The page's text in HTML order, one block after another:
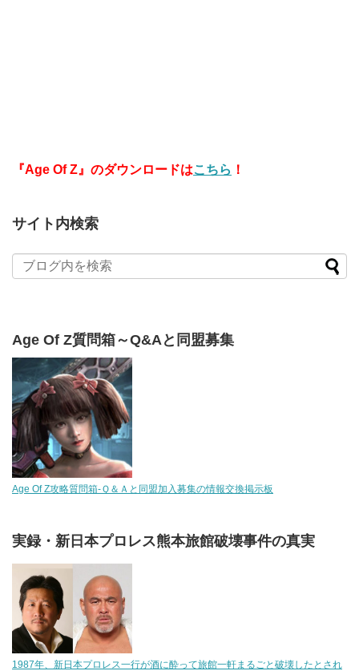
『Age Of Z』のダウンロードはこちら ！
サイト内検索
Age Of Z質問箱～Q&Aと同盟募集
Age Of Z攻略質問箱-Ｑ＆Ａと同盟加入募集の情報交換掲示板
実録・新日本プロレス熊本旅館破壊事件の真実
1987年、新日本プロレス一行が酒に酔って旅館一軒まるごと破壊したとされ